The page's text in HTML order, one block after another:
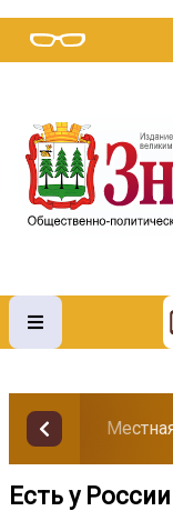
Есть у